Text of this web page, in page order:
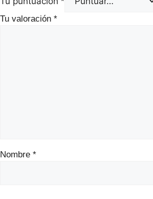
Tu valoración *
Nombre *